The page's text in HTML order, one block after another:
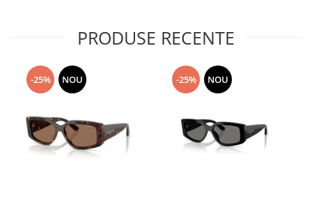
PRODUSE RECENTE
-25% NOU -25% NOU